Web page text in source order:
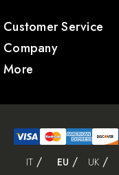
Customer Service
Company
More
IT EU UK